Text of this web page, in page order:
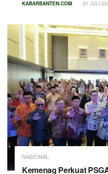
KABARBANTEN.COM 31 JULI
NASIONAL
Kemenag Perkuat